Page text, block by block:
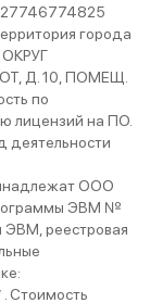
города
Д. 10, ПОМЕЩ.
по
лицензий на ПО.
деятельности
ООО
ЭВМ №
ЭВМ, реестровая
. Стоимость